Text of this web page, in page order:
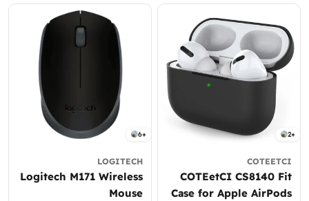
2+
COTEETCI
COTEetCI CS8140 Fit
Case for Apple AirPods
6+
LOGITECH
Logitech M171 Wireless
Mouse